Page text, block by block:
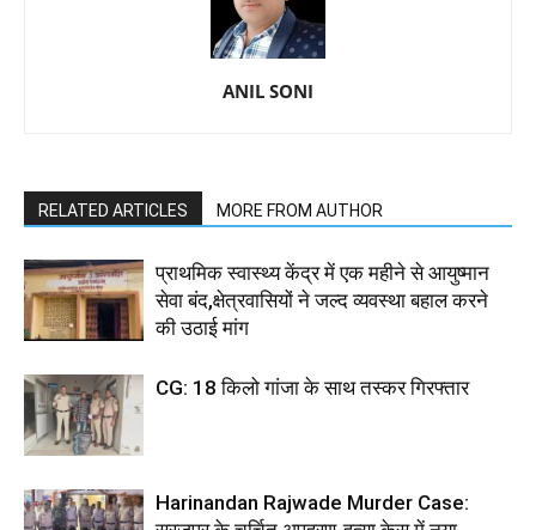
ANIL SONI
RELATED ARTICLES MORE FROM AUTHOR
प्राथमिक स्वास्थ्य केंद्र में एक महीने से आयुष्मान
सेवा बंद,क्षेत्रवासियों ने जल्द व्यवस्था बहाल करने
की उठाई मांग
CG: 18 किलो गांजा के साथ तस्कर गिरफ्तार
Harinandan Rajwade Murder Case: